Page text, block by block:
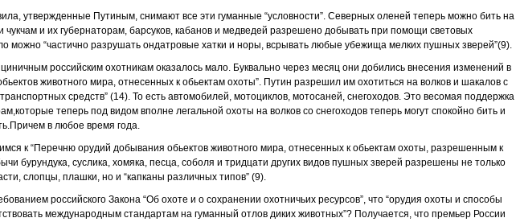
утвержденные Путиным, снимают все эти гуманные “условности”. Северных оленей теперь можно бить на
чукчам и их губернаторам, барсуков, кабанов и медведей разрешено добывать при помощи световых
можно “частично разрушать ондатровые хатки и норы, всрывать любые убежища мелких пушных зверей”(9).
российским охотникам оказалось мало. Буквально через месяц они добились внесения изменений в
животного мира, отнесенных к обьектам охоты”. Путин разрешил им охотиться на волков и шакалов с
средств” (14). То есть автомобилей, мотоциклов, мотосаней, снегоходов. Это весомая поддержка
теперь под видом вполне легальной охоты на волков со снегоходов теперь могут спокойно бить и
в любое время года.
к “Перечню орудий добывания обьектов животного мира, отнесенных к обьектам охоты, разрешенным к
бурундука, суслика, хомяка, песца, соболя и тридцати других видов пушных зверей разрешены не только
слопцы, плашки, но и “капканы различных типов” (9).
российского Закона “Об охоте и о сохранении охотничьих ресурсов”, что “орудия охоты и способы
международным стандартам на гуманный отлов диких животных”? Получается, что премьер России